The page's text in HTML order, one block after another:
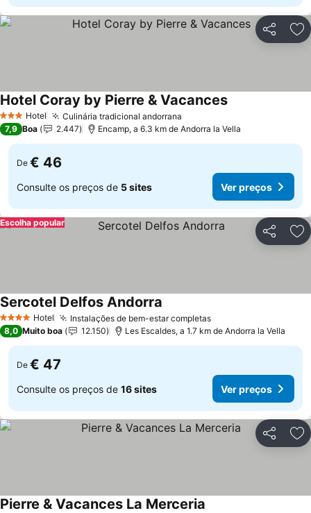
Partilhar
3 EstrelasHotel Culinária tradicional andorrana
Hotel Coray by Pierre & VacancesVer preços
7,9 Boa 2.447 Encamp, a 6.3 km de Andorra la Vella
De € 46
Consulte os preços de 5 sites Ver preços
Partilhar
Escolha popular
4 EstrelasHotel Instalações de bem-estar completasVer preços
Sercotel Delfos Andorra
8,0 Muito boa 12.150 Les Escaldes, a 1.7 km de Andorra la Vella
De € 47
Consulte os preços de 16 sites Ver preços
Partilhar
Pierre & Vacances La Merceria